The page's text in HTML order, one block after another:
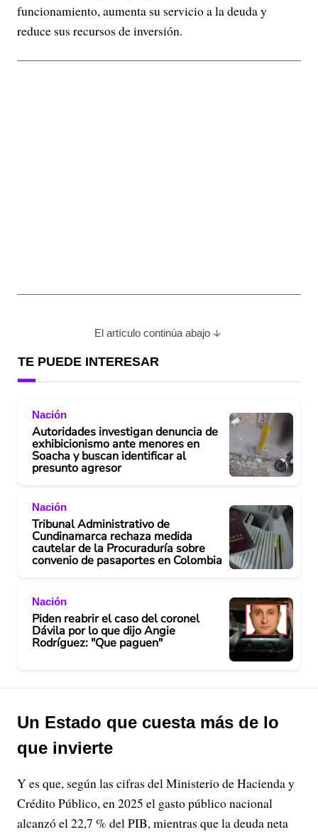
funcionamiento, aumenta su servicio a la deuda y
reduce sus recursos de inversión.
El artículo continúa abajo
TE PUEDE INTERESAR
Nación
Autoridades investigan denuncia de
exhibicionismo ante menores en
Soacha y buscan identificar al
presunto agresor
Nación
Tribunal Administrativo de
Cundinamarca rechaza medida
cautelar de la Procuraduría sobre
convenio de pasaportes en Colombia
Nación
Piden reabrir el caso del coronel
Dávila por lo que dijo Angie
Rodríguez: "Que paguen"
Un Estado que cuesta más de lo
que invierte
Y es que, según las cifras del Ministerio de Hacienda y
Crédito Público, en 2025 el gasto público nacional
alcanzó el 22,7 % del PIB, mientras que la deuda neta